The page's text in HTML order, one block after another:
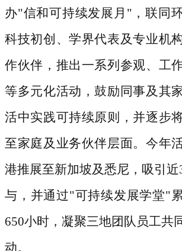
办"信和可持续发展月"，联同
科技初创、学界代表及专业机
作伙伴，推出一系列参观、工
等多元化活动，鼓励同事及其
活中实践可持续原则，并逐步
至家庭及业务伙伴层面。今年
港推展至新加坡及悉尼，吸引
与，并通过"可持续发展学堂"
650小时，凝聚三地团队员工共
动。